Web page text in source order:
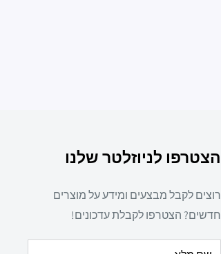
הצטרפו לניוזלטר שלנו
רוצים לקבל מבצעים ומידע על מוצרים
חדשים? הצטרפו לקבלת עדכונים!